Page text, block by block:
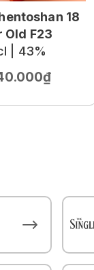
18
Old F23
| 43%